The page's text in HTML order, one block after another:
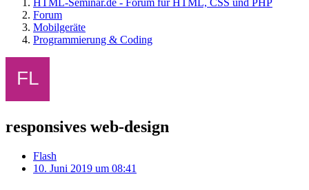
HTML-Seminar.de - Forum für HTML, CSS und PHP
Forum
Mobilgeräte
Programmierung & Coding
responsives web-design
Flash
10. Juni 2019 um 08:41